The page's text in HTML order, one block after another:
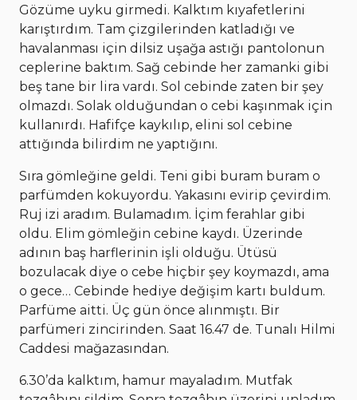
Gözüme uyku girmedi. Kalktım kıyafetlerini
karıştırdım. Tam çizgilerinden katladığı ve
havalanması için dilsiz uşağa astığı pantolonun
ceplerine baktım. Sağ cebinde her zamanki gibi
beş tane bir lira vardı. Sol cebinde zaten bir şey
olmazdı. Solak olduğundan o cebi kaşınmak için
kullanırdı. Hafifçe kaykılıp, elini sol cebine
attığında bilirdim ne yaptığını.
Sıra gömleğine geldi. Teni gibi buram buram o
parfümden kokuyordu. Yakasını evirip çevirdim.
Ruj izi aradım. Bulamadım. İçim ferahlar gibi
oldu. Elim gömleğin cebine kaydı. Üzerinde
adının baş harflerinin işli olduğu. Ütüsü
bozulacak diye o cebe hiçbir şey koymazdı, ama
o gece… Cebinde hediye değişim kartı buldum.
Parfüme aitti. Üç gün önce alınmıştı. Bir
parfümeri zincirinden. Saat 16.47 de. Tunalı Hilmi
Caddesi mağazasından.
6.30’da kalktım, hamur mayaladım. Mutfak